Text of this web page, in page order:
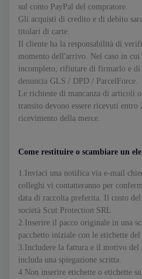
sul conto PayPal del compratore.
Gli acquisti di credito e di debito
titolari di carte.
Il cliente ha la responsabilità di
momento dell'arrivo. Nel caso in cui
incompleto, rifiutare di firmarlo e di
denuncia GLS / DPD / ParcelForce.
Le richieste di mancanza di articoli
transito devono essere ricevuti
ricevimento della merce.
Come restituire o scambiare un
1.Inviaci una notifica via e-mail
colleghi vi contatteranno per
data di raccolta preferita. Il costo del
società Scut Protection SRL
2.Inserire il pacco originale in una
pacchetto iniziale con le etichette
3.Includere la fattura e il motivo
includa una spiegazione scritta.
4.Non inserire etichette o etichette